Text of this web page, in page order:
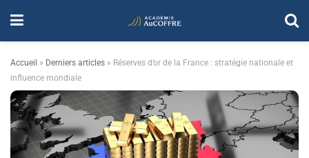
Accueil » Derniers articles » Réserves d’or de la France : stratégie nationale et
influence mondiale